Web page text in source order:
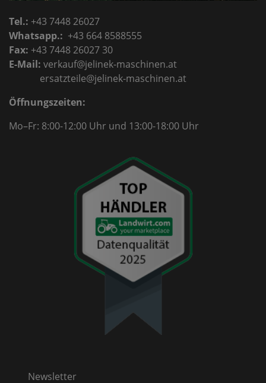
Tel.: +43 7448 26027
Whatsapp.: +43 664 8588555
Fax: +43 7448 26027 30
E-Mail: verkauf@jelinek-maschinen.at
ersatzteile@jelinek-maschinen.at
Öffnungszeiten:
Mo–Fr: 8:00-12:00 Uhr und 13:00-18:00 Uhr
Newsletter